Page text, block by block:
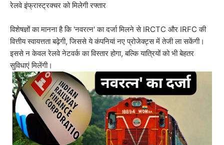
रेलवे इंफ्रास्ट्रक्चर को मिलेगी रफ्तार
विशेषज्ञों का मानना है कि 'नवरत्न' का दर्जा मिलने से IRCTC और IRFC की
वित्तीय स्वायत्तता बढ़ेगी, जिससे ये कंपनियां नए प्रोजेक्ट्स में तेजी ला सकेंगी।
इससे न केवल रेलवे नेटवर्क का विस्तार होगा, बल्कि यात्रियों को भी बेहतर
सुविधाएं मिलेंगी।